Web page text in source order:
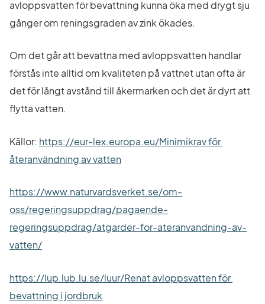
avloppsvatten för bevattning kunna öka med drygt sju
gånger om reningsgraden av zink ökades.
Om det går att bevattna med avloppsvatten handlar
förstås inte alltid om kvaliteten på vattnet utan ofta är
det för långt avstånd till åkermarken och det är dyrt att
flytta vatten.
Källor: https://eur-lex.europa.eu/Minimikrav för
återanvändning av vattenLänk till annan webbplats.
https://www.naturvardsverket.se/om-
oss/regeringsuppdrag/pagaende-
regeringsuppdrag/atgarder-for-ateranvandning-av-
vatten/Länk till annan webbplats.
https://lup.lub.lu.se/luur/Renat avloppsvatten för
bevattning i jordbruk